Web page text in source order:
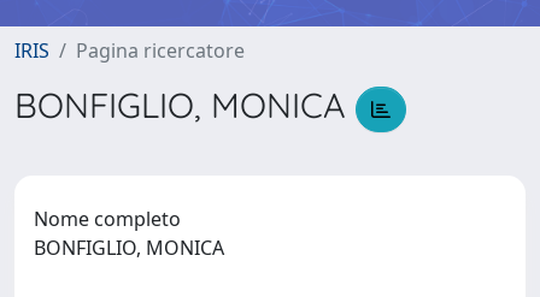
IRIS Pagina ricercatore
BONFIGLIO, MONICA
Nome completo
BONFIGLIO, MONICA